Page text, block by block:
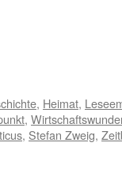
, Heimat,
,
, Stefan Zweig,